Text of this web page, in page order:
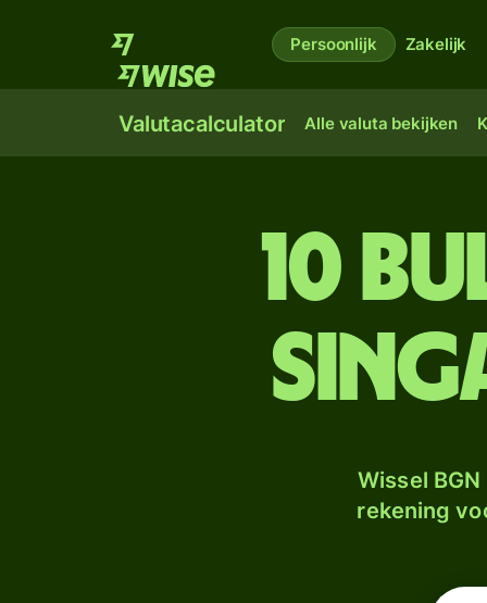
Persoonlijk Zakelijk
Valutacalculator Alle valuta bekijken
10
Wissel
rekening